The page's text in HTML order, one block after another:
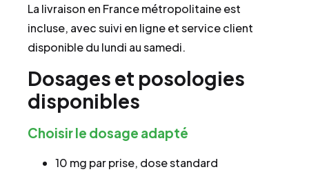
La livraison en France métropolitaine est
incluse, avec suivi en ligne et service client
disponible du lundi au samedi.
Dosages et posologies
disponibles
Choisir le dosage adapté
10 mg par prise, dose standard